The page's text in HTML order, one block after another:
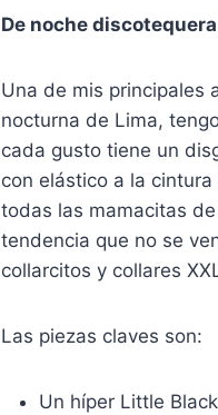
De noche discotequera
Una de mis principales
nocturna de Lima,
cada gusto tiene un
con elástico a la
todas las mamacitas
tendencia que no se
collarcitos y collares
Las piezas claves son:
Un híper Little